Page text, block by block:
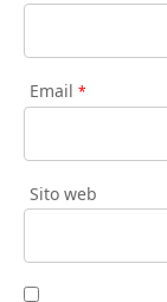
Email *
Sito web